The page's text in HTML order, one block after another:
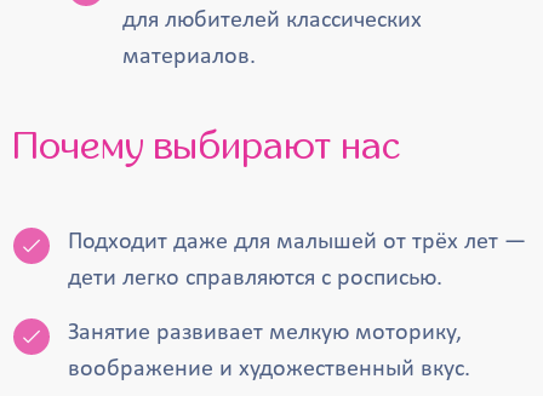
для любителей классических
материалов.
Почему выбирают нас
Подходит даже для малышей от трёх лет —
дети легко справляются с росписью.
Занятие развивает мелкую моторику,
воображение и художественный вкус.